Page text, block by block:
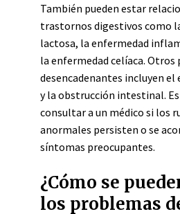
También pueden estar
trastornos digestivos como
lactosa, la enfermedad
la enfermedad celíaca. Otros
desencadenantes incluyen el
y la obstrucción intestinal.
consultar a un médico si los
anormales persisten o se
síntomas preocupantes.
¿Cómo se
los problemas